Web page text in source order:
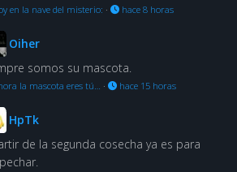
en la nave del misterio: · hace 8 horas
Oiher
somos su mascota.
la mascota eres tú… · hace 15 horas
HpTk
de la segunda cosecha ya es para